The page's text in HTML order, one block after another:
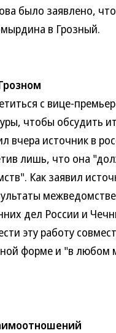
было заявлено,
в Грозный.
с вице-
чтобы обсудить
вчера источник в
лишь, что она
Как заявил
дел России и
эту работу
форме и "в любом